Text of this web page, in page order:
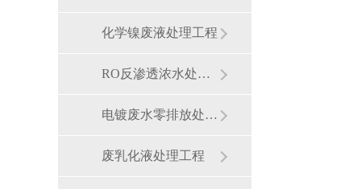
化学镍废液处理工程
RO反渗透浓水处理工程
电镀废水零排放处理工程
废乳化液处理工程